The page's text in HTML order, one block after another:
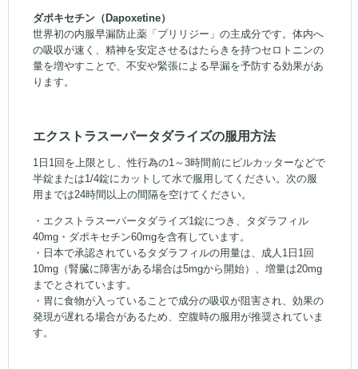
ダポキセチン（Dapoxetine）
世界初の内服早漏防止薬「プリリジー」の主成分です。体内へ
の吸収が速く、精神を安定させるはたらきを持つセロトニンの
量を増やすことで、不安や緊張による早漏を予防する効果があ
ります。
エクストラスーパータダライズの服用方法
1日1回を上限とし、性行為の1～3時間前にピルカッターなどで
半錠または1/4錠にカットして水で服用してください。次の服
用までは24時間以上の間隔を空けてください。
・エクストラスーパータダライズ1錠につき、タダラフィル
40mg・ダポキセチン60mgを含有しています。
・日本で承認されているタダラフィルの用量は、成人1日1回
10mg（腎臓に障害がある場合は5mgから開始）、増量は20mg
までとされています。
・胃に食物が入っていることで成分の吸収が阻害され、効果の
発現が遅れる場合があるため、空腹時の服用が推奨されていま
す。